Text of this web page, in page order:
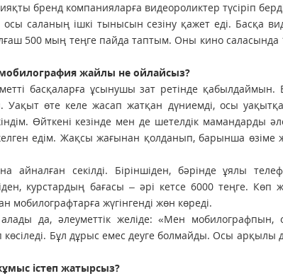
бренд компанияларға видеороликтер түсіріп
саланың ішкі тынысын сезіну қажет еді. Басқа
500 мың теңге пайда таптым. Оны кино саласында
мобилография жайлы не ойлайсыз?
басқаларға ұсынушы зат ретінде қабылдаймын.
өте келе жасап жатқан дүниемді, осы уақытқа
Өйткені кезінде мен де шетелдік мамандарды
едім. Жақсы жағынан қолданып, барынша өзіме
айналған секілді. Біріншіден, бәрінде ұялы
курстардың бағасы – әрі кетсе 6000 теңге. Көп
мобилографтарға жүгінгенді жөн көреді.
да, әлеуметтік желіде: «Мен мобилографпын,
Бұл дұрыс емес деуге болмайды. Осы арқылы
істеп жатырсыз?